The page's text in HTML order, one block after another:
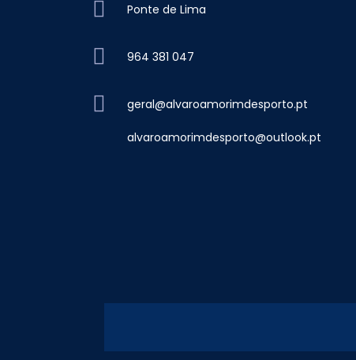
Ponte de Lima
964 381 047
geral@alvaroamorimdesporto.pt
alvaroamorimdesporto@outlook.pt